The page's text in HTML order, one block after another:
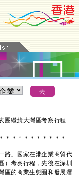
團繼續大灣區考察行程
＊ ＊ ＊ ＊ ＊ ＊ ＊ ＊ ＊ ＊ ＊
」國家在港企業商貿代
）考察行程，先後在深圳
區的商業生態圈和發展潛